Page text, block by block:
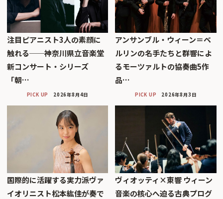
注目ピアニスト3人の素顔に
触れる──神奈川県立音楽堂
新コンサート・シリーズ
「朝…
PICK UP 2026年8月4日
アンサンブル・ウィーン＝ベ
ルリンの名手たちと群響によ
るモーツァルトの協奏曲5作
品…
PICK UP 2026年8月3日
国際的に活躍する実力派ヴァ
イオリニスト松本紘佳が奏で
ヴィオッティ×東響 ウィーン
音楽の核心へ迫る古典プログ